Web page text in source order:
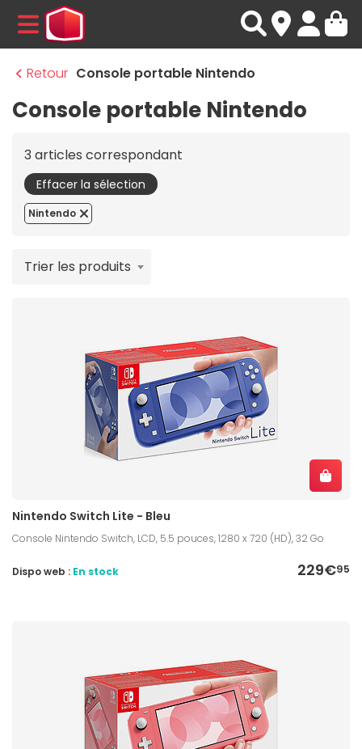
MENU
Retour Console portable Nintendo
Console portable Nintendo
3 articles correspondant
Effacer la sélection
Nintendo
Trier les produits
Nintendo Switch Lite - Bleu
Console Nintendo Switch, LCD, 5.5 pouces, 1280 x 720 (HD), 32 Go
229€95
Dispo web : En stock